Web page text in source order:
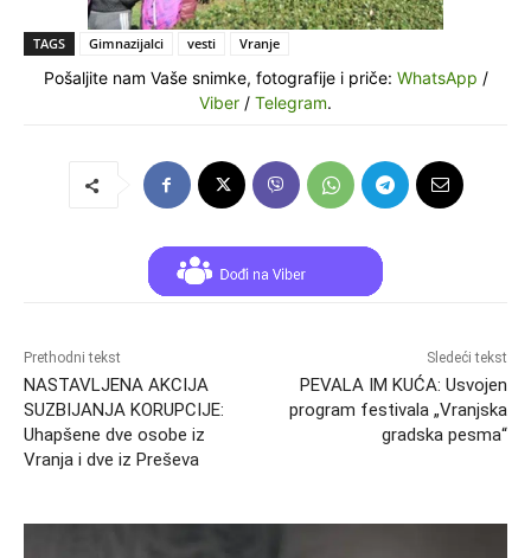
TAGS Gimnazijalci vesti Vranje
Pošaljite nam Vaše snimke, fotografije i priče: WhatsApp /
Viber / Telegram.
Prethodni tekst
NASTAVLJENA AKCIJA
SUZBIJANJA KORUPCIJE:
Uhapšene dve osobe iz
Vranja i dve iz Preševa
Sledeći tekst
PEVALA IM KUĆA: Usvojen
program festivala „Vranjska
gradska pesma“